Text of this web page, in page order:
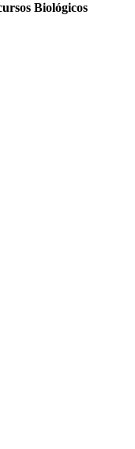
Biológicos